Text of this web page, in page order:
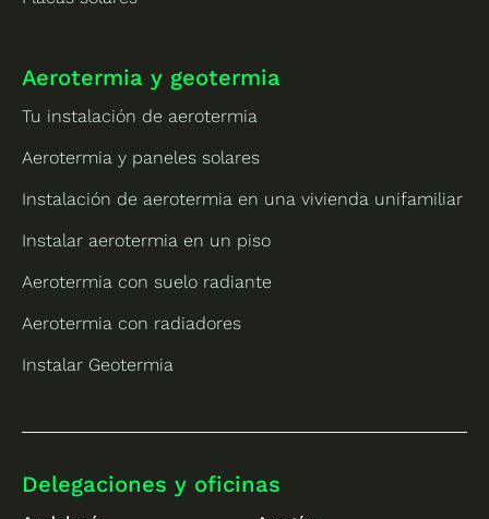
Aerotermia y geotermia
Tu instalación de aerotermia
Aerotermia y paneles solares
Instalación de aerotermia en una vivienda unifamiliar
Instalar aerotermia en un piso
Aerotermia con suelo radiante
Aerotermia con radiadores
Instalar Geotermia
Delegaciones y oficinas